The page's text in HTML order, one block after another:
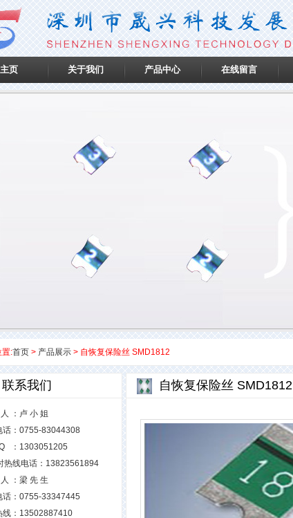
主页 关于我们 产品中心 在线留言
置:首页 > 产品展示 > 自恢复保险丝 SMD1812
联系我们
：卢 小 姐
话：0755-83044308
：1303051205
热线电话：13823561894
：梁 先 生
话：0755-33347445
线：13502887410
自恢复保险丝 SMD1812